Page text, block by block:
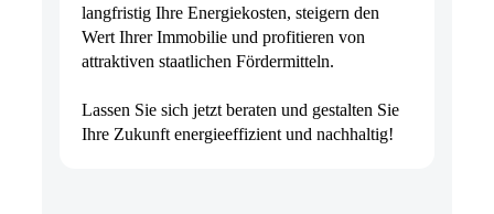
langfristig Ihre Energiekosten, steigern den
Wert Ihrer Immobilie und profitieren von
attraktiven staatlichen Fördermitteln.
Lassen Sie sich jetzt beraten und gestalten Sie
Ihre Zukunft energieeffizient und nachhaltig!